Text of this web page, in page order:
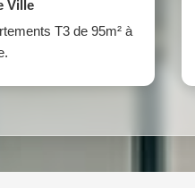
Ville
T3 de 95m² à